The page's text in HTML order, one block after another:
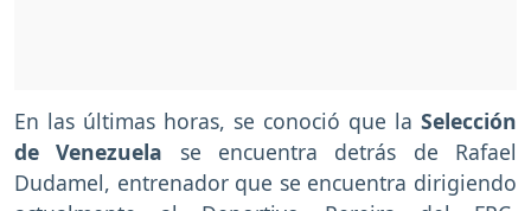
En las últimas horas, se conoció que la Selección
de Venezuela se encuentra detrás de Rafael
Dudamel, entrenador que se encuentra dirigiendo